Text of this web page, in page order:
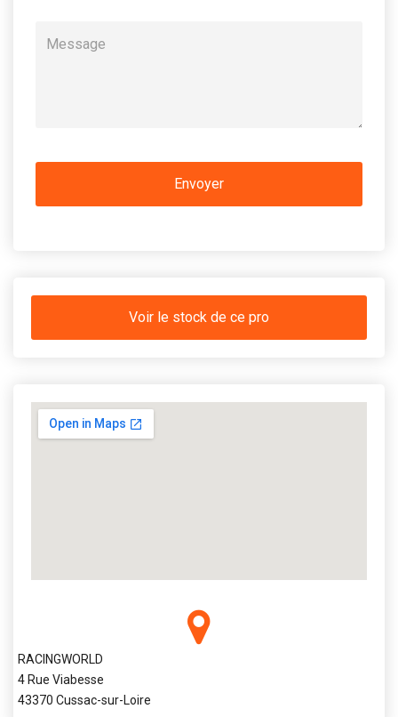
Voir le stock de ce pro
RACINGWORLD
4 Rue Viabesse
43370 Cussac-sur-Loire